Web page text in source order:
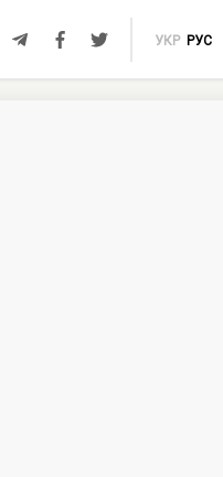
УКР РУС